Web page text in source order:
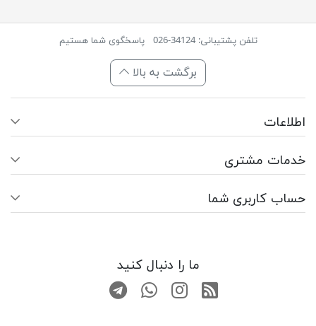
تلفن پشتیبانی: 34124-026 پاسخگوی شما هستیم
برگشت به بالا
اطلاعات
خدمات مشتری
حساب کاربری شما
ما را دنبال کنید
RSS صفحه اینستاگرام
تماس با واتس اپ
کانال تلگرام